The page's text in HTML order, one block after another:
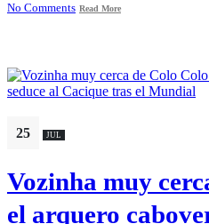
No Comments Read More
25 JUL
Vozinha muy
el arquero